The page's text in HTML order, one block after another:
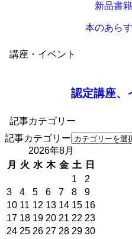
新品書
本のあら
講座・イベント
認定講座、
記事カテゴリー
記事カテゴリー
2026年8月
月
火 水 木 金 土
日
1
2
3
4 5 6 7 8
9
10 11 12 13 14 15 16
17 18 19 20 21 22 23
24 25 26 27 28 29 30